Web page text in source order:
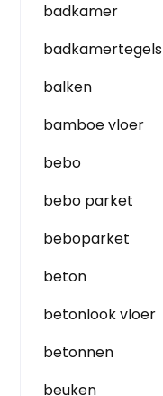
badkamer
badkamertegels
balken
bamboe vloer
bebo
bebo parket
beboparket
beton
betonlook vloer
betonnen
beuken